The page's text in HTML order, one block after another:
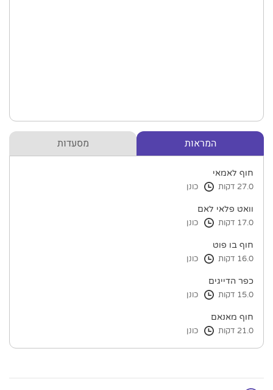
המראות מסעדות
חוף לאמאי
27.0 דקות כונן
וואט פלאי לאם
17.0 דקות כונן
חוף בו פוט
16.0 דקות כונן
כפר הדייגים
15.0 דקות כונן
חוף מאנאם
21.0 דקות כונן